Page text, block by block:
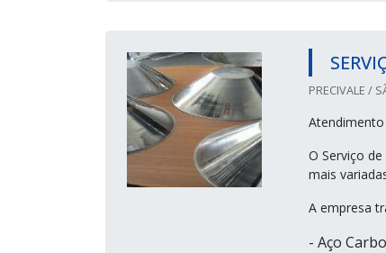
PRECIVALE /
O Serviço
mais
A empresa
- Aço